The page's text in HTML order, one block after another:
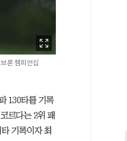
론 챔피언십
130타를 기록
르다는 2위 패
기록이자 최